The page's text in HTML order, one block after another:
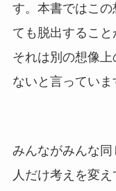
す。本書ではこ
ても脱出するこ
それは別の想像
ないと言っていま
みんながみんな
人だけ考えを変